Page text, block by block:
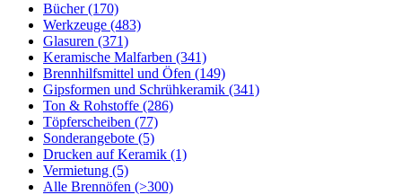
Bücher(170)
Werkzeuge (483)
Glasuren (371)
Keramische Malfarben (341)
Brennhilfsmittel und Öfen (149)
Gipsformen und Schrühkeramik (341)
Ton & Rohstoffe (286)
Töpferscheiben (77)
Sonderangebote (5)
Drucken auf Keramik (1)
Vermietung (5)
Alle Brennöfen (>300)